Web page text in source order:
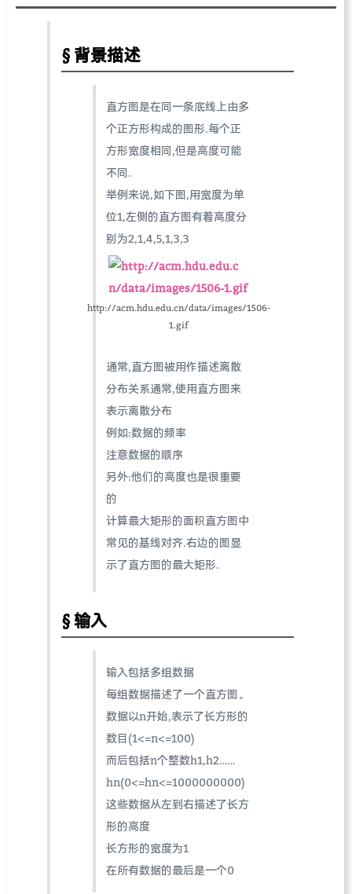
背景描述
直方图是在同一条底线上由多
个正方形构成的图形.每个正
方形宽度相同,但是高度可能
不同.
举例来说,如下图,用宽度为单
位1,左侧的直方图有着高度分
别为2,1,4,5,1,3,3
http://acm.hdu.edu.cn/data/images/1506-
1.gif
通常,直方图被用作描述离散
分布关系通常,使用直方图来
表示离散分布
例如:数据的频率
注意数据的顺序
另外:他们的高度也是很重要
的
计算最大矩形的面积直方图中
常见的基线对齐.右边的图显
示了直方图的最大矩形.
输入
输入包括多组数据
每组数据描述了一个直方图。
数据以n开始,表示了长方形的
数目(1<=n<=100)
而后包括n个整数h1,h2……
hn(0<=hn<=1000000000)
这些数据从左到右描述了长方
形的高度
长方形的宽度为1
在所有数据的最后是一个0